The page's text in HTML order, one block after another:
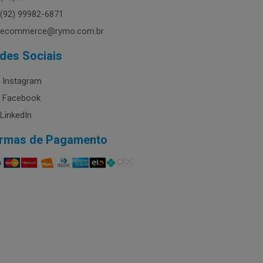
(92) 99982-6871
ecommerce@rymo.com.br
Sociais
Instagram
Facebook
LinkedIn
de Pagamento